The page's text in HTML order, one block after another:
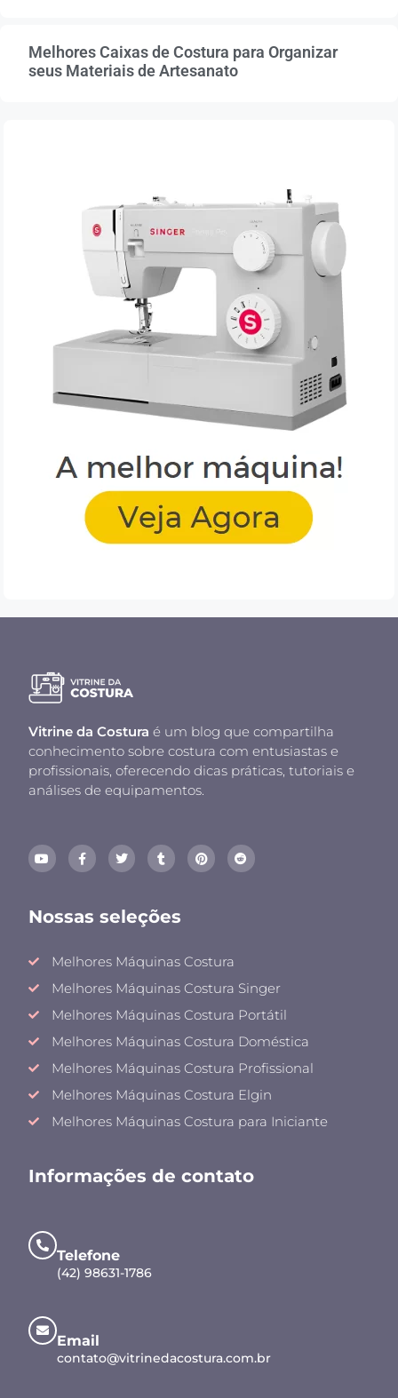
Melhores Caixas de Costura para Organizar
seus Materiais de Artesanato
Vitrine da Costura é um blog que compartilha
conhecimento sobre costura com entusiastas e
profissionais, oferecendo dicas práticas, tutoriais e
análises de equipamentos.
Nossas seleções
Melhores Máquinas Costura
Melhores Máquinas Costura Singer
Melhores Máquinas Costura Portátil
Melhores Máquinas Costura Doméstica
Melhores Máquinas Costura Profissional
Melhores Máquinas Costura Elgin
Melhores Máquinas Costura para Iniciante
Informações de contato
Telefone
(42) 98631-1786
Email
contato@vitrinedacostura.com.br